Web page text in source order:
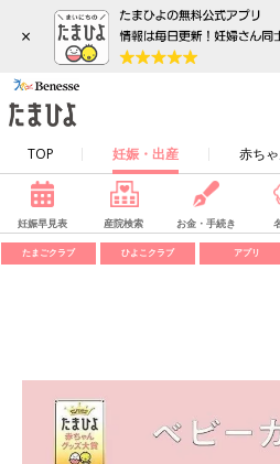
×
TOP 妊娠・出産 赤ち
妊娠早見表 産院検索 お金・手続き
たまごクラブ ひよこクラブ アプリ